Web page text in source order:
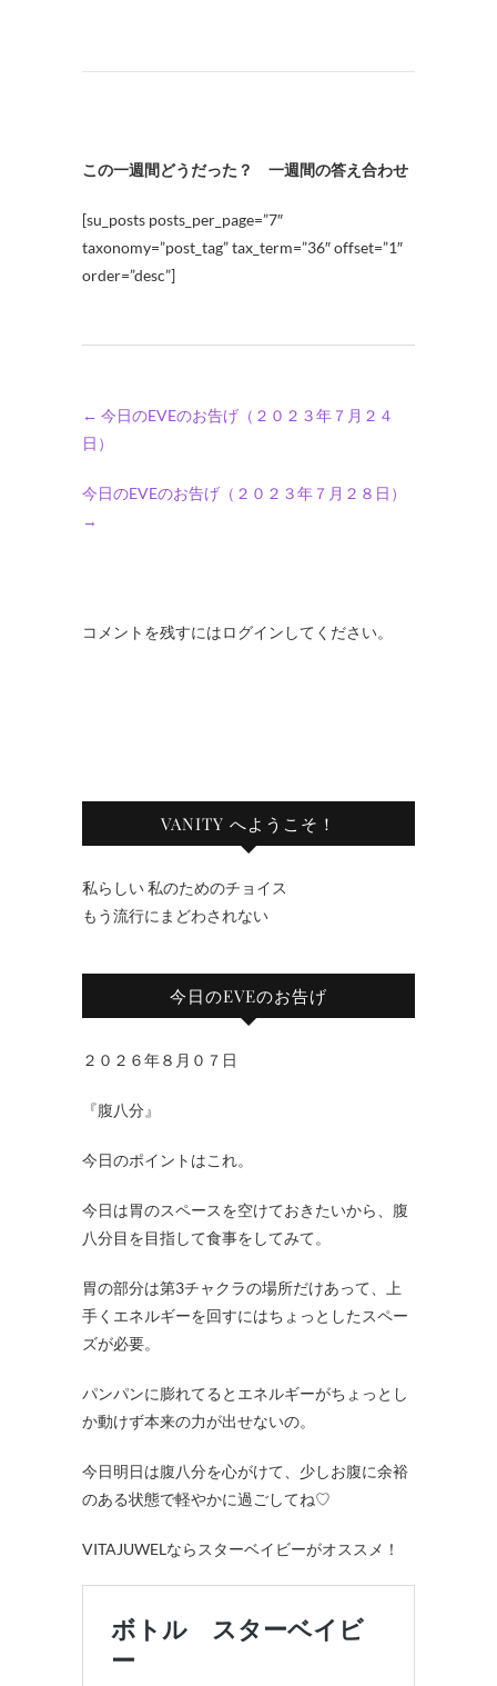
この一週間どうだった？ 一週間の答え合わせ
[su_posts posts_per_page=”7″
taxonomy=”post_tag” tax_term=”36″ offset=”1″
order=”desc”]
← 今日のEVEのお告げ（２０２３年７月２４
日）
今日のEVEのお告げ（２０２３年７月２８日）
→
コメントを残すにはログインしてください。
VANITY へようこそ！
私らしい 私のためのチョイス
もう流行にまどわされない
今日のEVEのお告げ
２０２６年８月０７日
『腹八分』
今日のポイントはこれ。
今日は胃のスペースを空けておきたいから、腹
八分目を目指して食事をしてみて。
胃の部分は第3チャクラの場所だけあって、上
手くエネルギーを回すにはちょっとしたスペー
ズが必要。
パンパンに膨れてるとエネルギーがちょっとし
か動けず本来の力が出せないの。
今日明日は腹八分を心がけて、少しお腹に余裕
のある状態で軽やかに過ごしてね♡
VITAJUWELならスターベイビーがオススメ！